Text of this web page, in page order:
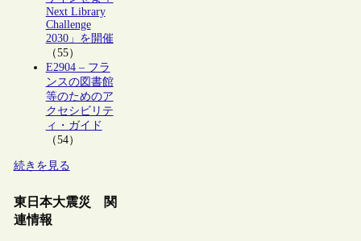
Next Library
Challenge
2030」を開催
（55）
E2904 – フラ
ンスの図書館
等のためのア
クセシビリテ
ィ・ガイド
（54）
続きを見る
東日本大震災 関
連情報